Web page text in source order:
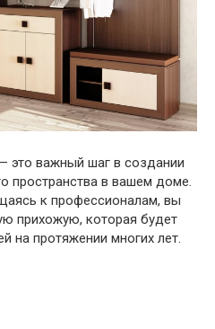
это важный шаг в создании
пространства в вашем доме.
к профессионалам, вы
прихожую, которая будет
на протяжении многих лет.